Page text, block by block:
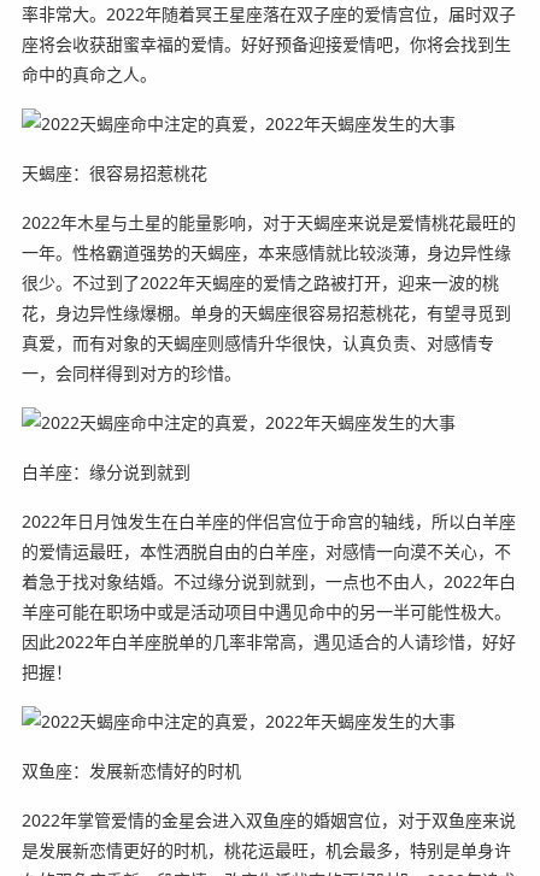
率非常大。2022年随着冥王星座落在双子座的爱情宫位，届时双子
座将会收获甜蜜幸福的爱情。好好预备迎接爱情吧，你将会找到生
命中的真命之人。
天蝎座：很容易招惹桃花
2022年木星与土星的能量影响，对于天蝎座来说是爱情桃花最旺的
一年。性格霸道强势的天蝎座，本来感情就比较淡薄，身边异性缘
很少。不过到了2022年天蝎座的爱情之路被打开，迎来一波的桃
花，身边异性缘爆棚。单身的天蝎座很容易招惹桃花，有望寻觅到
真爱，而有对象的天蝎座则感情升华很快，认真负责、对感情专
一，会同样得到对方的珍惜。
白羊座：缘分说到就到
2022年日月蚀发生在白羊座的伴侣宫位于命宫的轴线，所以白羊座
的爱情运最旺，本性洒脱自由的白羊座，对感情一向漠不关心，不
着急于找对象结婚。不过缘分说到就到，一点也不由人，2022年白
羊座可能在职场中或是活动项目中遇见命中的另一半可能性极大。
因此2022年白羊座脱单的几率非常高，遇见适合的人请珍惜，好好
把握！
双鱼座：发展新恋情好的时机
2022年掌管爱情的金星会进入双鱼座的婚姻宫位，对于双鱼座来说
是发展新恋情更好的时机，桃花运最旺，机会最多，特别是单身许